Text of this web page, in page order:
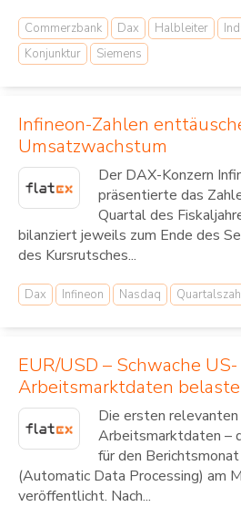
Commerzbank Dax Halbleiter
Konjunktur
Siemens
Infineon-Zahlen
Umsatzwachstum
Der DAX-Konzern
präsentierte das
Quartal des
bilanziert jeweils zum Ende des
des Kursrutsches...
Dax Infineon Nasdaq
EUR/USD – Schwache US-
Arbeitsmarktdaten
Die ersten
Arbeitsmarktdaten –
für den
(Automatic Data Processing) am
veröffentlicht. Nach...